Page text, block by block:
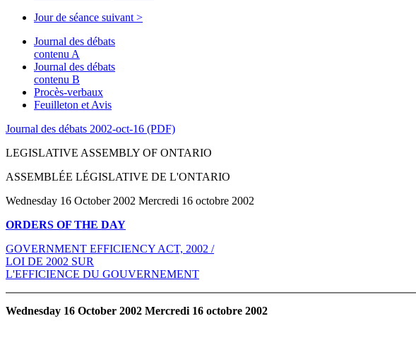
Jour de séance suivant >
Journal des débats
contenu A
Journal des débats
contenu B
Procès-verbaux
Feuilleton et Avis
Journal des débats 2002-oct-16 (PDF)
LEGISLATIVE ASSEMBLY OF ONTARIO
ASSEMBLÉE LÉGISLATIVE DE L'ONTARIO
Wednesday 16 October 2002 Mercredi 16 octobre 2002
ORDERS OF THE DAY
GOVERNMENT EFFICIENCY ACT, 2002 /
LOI DE 2002 SUR
L'EFFICIENCE DU GOUVERNEMENT
Wednesday 16 October 2002 Mercredi 16 octobre 2002